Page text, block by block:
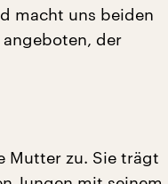
macht uns beiden
der
Mutter zu. Sie trägt